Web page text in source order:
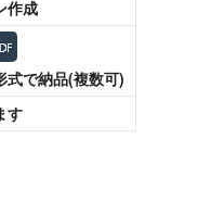
作成
式で納品(複数可)
す